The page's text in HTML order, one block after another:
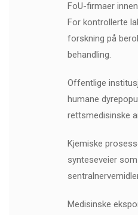
FoU-firmaer
For kontrollerte
forskning på
behandling.
Offentlige
humane
rettsmedisinske
Kjemiske
synteseveier
Medisinske